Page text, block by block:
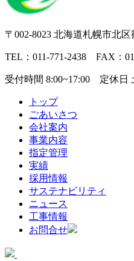
〒002-8023 北海道札幌市北
TEL：011-771-2438 FAX：
受付時間 8:00~17:00 定休日
トップ
ごあいさつ
会社案内
事業内容
指定管理
実績
採用情報
サステナビリティ
ニュース
工事情報
お問合せ